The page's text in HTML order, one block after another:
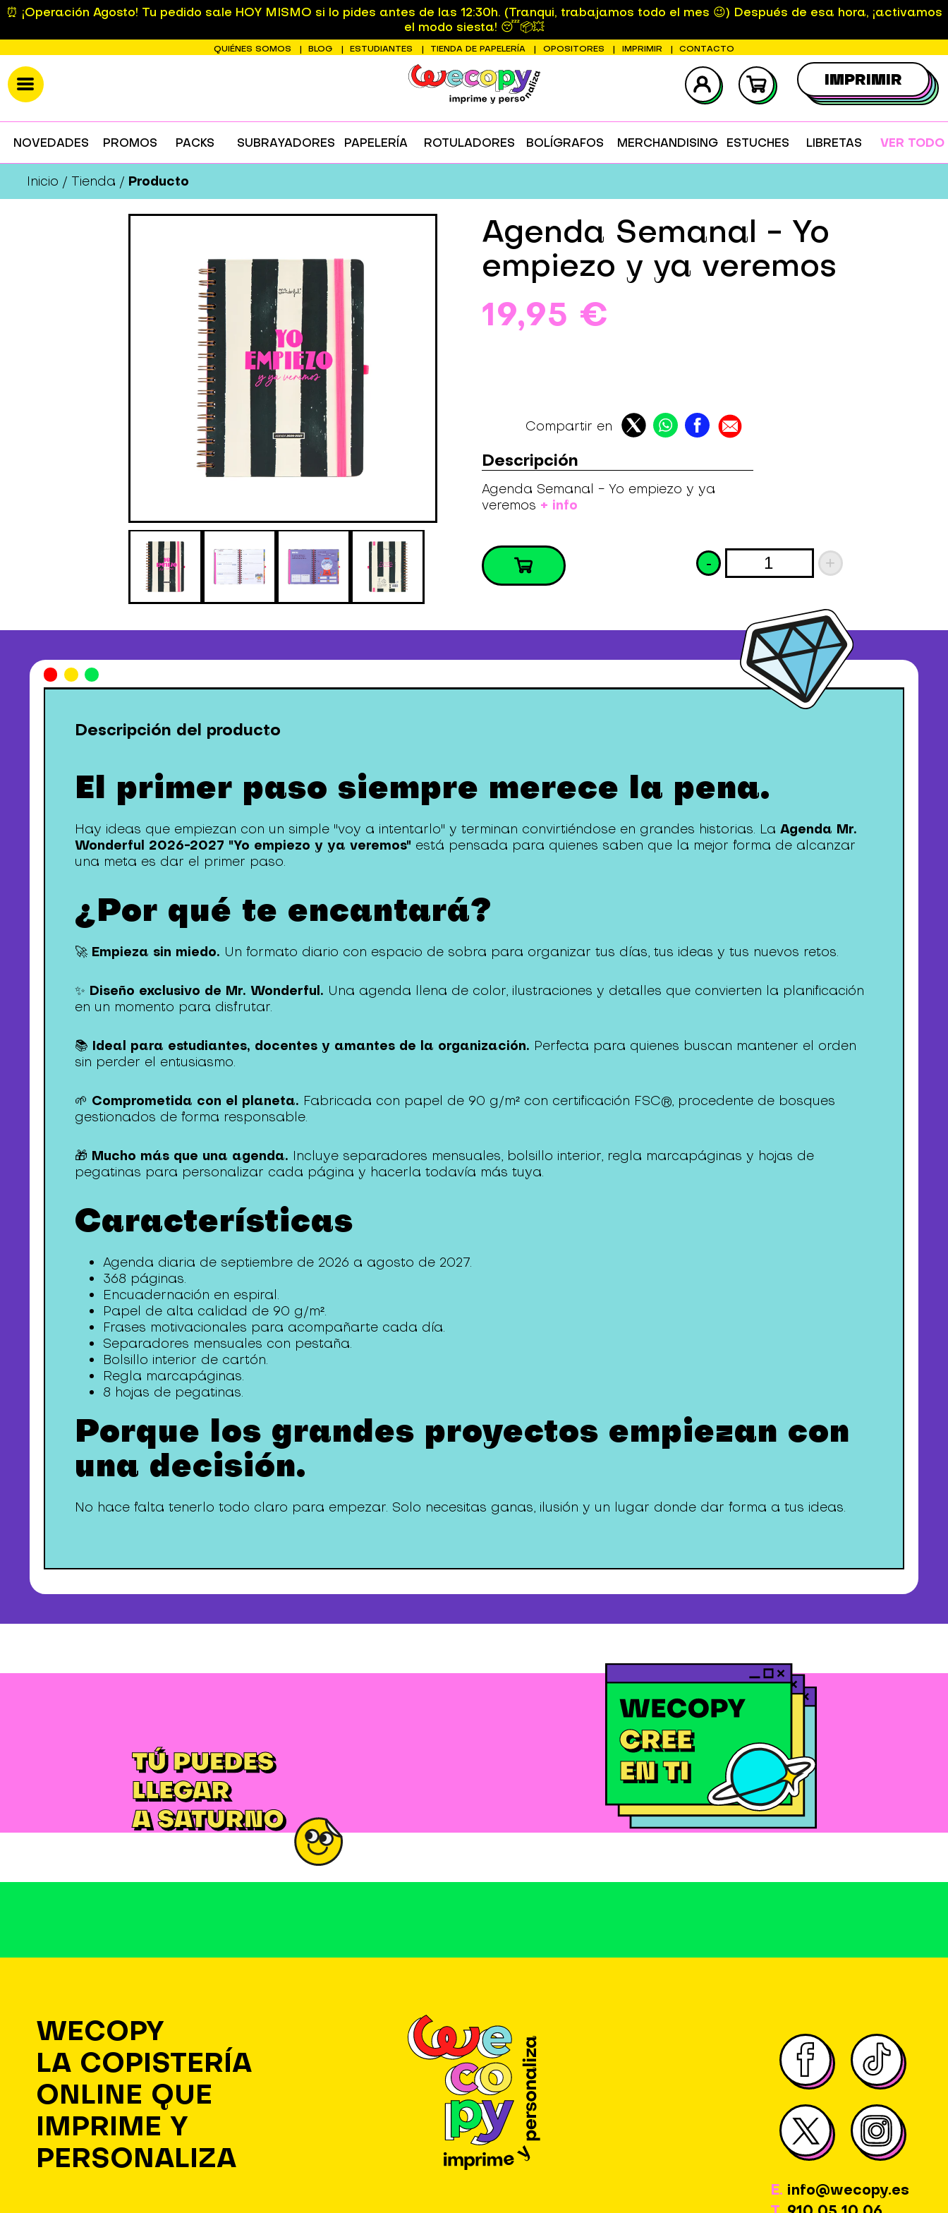
⏰ ¡Operación Agosto! Tu pedido sale HOY MISMO si lo pides antes de las 12:30h. (Tranqui, trabajamos todo el mes 😉) Después de esa hora, ¡activamos
el modo siesta! 😴📦💥
QUIÉNES SOMOS BLOG ESTUDIANTES TIENDA DE PAPELERÍA OPOSITORES IMPRIMIR CONTACTO
IMPRIMIR
NOVEDADES PROMOS PACKS SUBRAYADORES PAPELERÍA ROTULADORES BOLÍGRAFOS MERCHANDISING ESTUCHES LIBRETAS VER TODO
Inicio Tienda Producto
Agenda Semanal - Yo
empiezo y ya veremos
19,95 €
Compartir en
Descripción
Agenda Semanal - Yo empiezo y ya
veremos + info
- +
Descripción del producto
El primer paso siempre merece la pena.
Hay ideas que empiezan con un simple "voy a intentarlo" y terminan convirtiéndose en grandes historias. LaAgenda Mr.
Wonderful 2026-2027 "Yo empiezo y ya veremos" está pensada para quienes saben que la mejor forma de alcanzar
una meta es dar el primer paso.
¿Por qué te encantará?
🚀 Empieza sin miedo. Un formato diario con espacio de sobra para organizar tus días, tus ideas y tus nuevos retos.
✨ Diseño exclusivo de Mr. Wonderful. Una agenda llena de color, ilustraciones y detalles que convierten la planificación
en un momento para disfrutar.
📚 Ideal para estudiantes, docentes y amantes de la organización. Perfecta para quienes buscan mantener el orden
sin perder el entusiasmo.
🌱 Comprometida con el planeta. Fabricada con papel de 90 g/m² con certificación FSC®, procedente de bosques
gestionados de forma responsable.
🎁 Mucho más que una agenda. Incluye separadores mensuales, bolsillo interior, regla marcapáginas y hojas de
pegatinas para personalizar cada página y hacerla todavía más tuya.
Características
Agenda diaria de septiembre de 2026 a agosto de 2027.
368 páginas.
Encuadernación en espiral.
Papel de alta calidad de 90 g/m².
Frases motivacionales para acompañarte cada día.
Separadores mensuales con pestaña.
Bolsillo interior de cartón.
Regla marcapáginas.
8 hojas de pegatinas.
Porque los grandes proyectos empiezan con
una decisión.
No hace falta tenerlo todo claro para empezar. Solo necesitas ganas, ilusión y un lugar donde dar forma a tus ideas.
WECOPY
LA COPISTERÍA
ONLINE QUE
IMPRIME Y
PERSONALIZA
E. info@wecopy.es